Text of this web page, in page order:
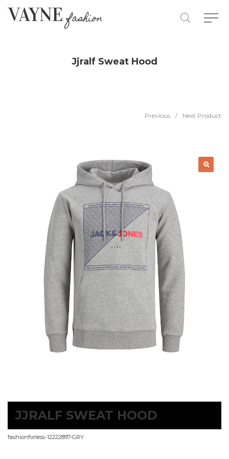
Jjralf Sweat Hood
Previous / Next Product
JJRALF SWEAT HOOD
fashionforless-12222897-GRY